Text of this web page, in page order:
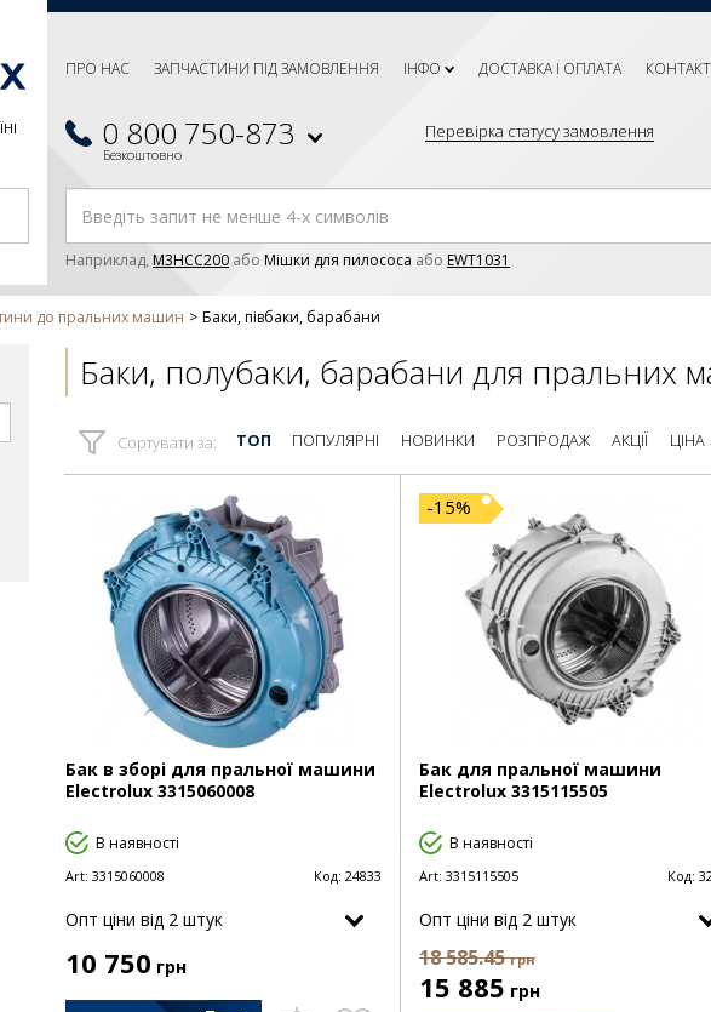
ПРО НАС ЗАПЧАСТИНИ ПІД ЗАМОВЛЕННЯ ІНФО ДОСТАВКА І ОПЛАТА
0 800 750-873
Безкоштовно
Перевірка статусу замовлення
Наприклад, M3HCC200 або Мішки для пилососа або EWT1031
до пральних машин Баки, півбаки, барабани
Баки, полубаки, барабани для пральних
Сортувати за: ТОП ПОПУЛЯРНІ НОВИНКИ РОЗПРОДАЖ АКЦІЇ ЦІНА
Бак в зборі для пральної машини
Electrolux 3315060008
В наявності
Art: 3315060008 Код: 24833
Опт цiни від 2 штук
10 750 грн
Бак для пральної машини
Electrolux 3315115505
-15%
В наявності
Art: 3315115505 Код:
Опт цiни від 2 штук
18 585.45 грн
15 885 грн